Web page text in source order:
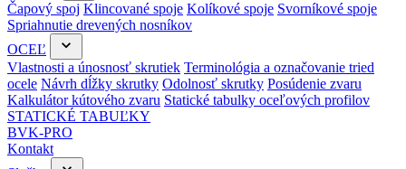
Čapový spoj Klincované spoje Kolíkové spoje Svorníkové spoje
Spriahnutie drevených nosníkov
OCEĽ
Vlastnosti a únosnosť skrutiek Terminológia a označovanie tried
ocele Návrh dĺžky skrutky Odolnosť skrutky Posúdenie zvaru
Kalkulátor kútového zvaru Statické tabulky oceľových profilov
STATICKÉ TABUĽKY
BVK-PRO
Kontakt